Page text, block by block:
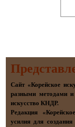
Сайт «Корейское
разными методами
искусство КНДР.
Редакция
усилия для